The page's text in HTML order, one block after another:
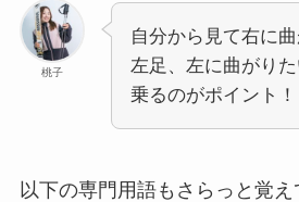
桃子
自分から見て右に
左足、左に曲がり
乗るのがポイント！
以下の専門用語もさらっと覚え